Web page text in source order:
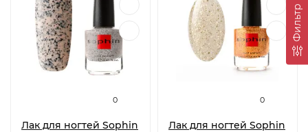
Фильтр
0
Лак для ногтей Sophin
0
Лак для ногтей Sophin